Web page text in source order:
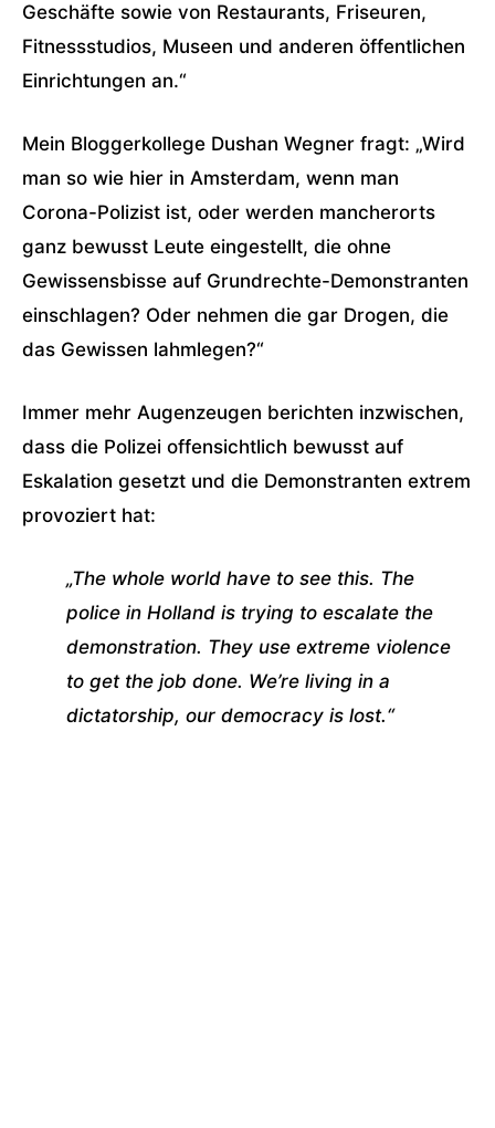
Geschäfte sowie von Restaurants, Friseuren,
Fitnessstudios, Museen und anderen öffentlichen
Einrichtungen an.“
Mein Bloggerkollege Dushan Wegner fragt: „Wird
man so wie hier in Amsterdam, wenn man
Corona-Polizist ist, oder werden mancherorts
ganz bewusst Leute eingestellt, die ohne
Gewissensbisse auf Grundrechte-Demonstranten
einschlagen? Oder nehmen die gar Drogen, die
das Gewissen lahmlegen?“
Immer mehr Augenzeugen berichten inzwischen,
dass die Polizei offensichtlich bewusst auf
Eskalation gesetzt und die Demonstranten extrem
provoziert hat:
„The whole world have to see this. The
police in Holland is trying to escalate the
demonstration. They use extreme violence
to get the job done. We’re living in a
dictatorship, our democracy is lost.“